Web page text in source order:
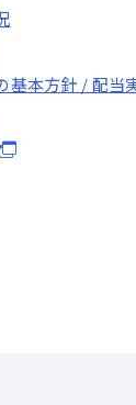
基本方針 / 配当